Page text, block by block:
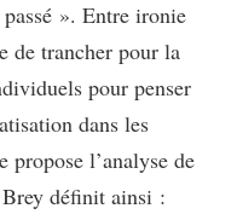
». Entre ironie
de trancher pour la
pour penser
dans les
propose l’analyse de
définit ainsi :